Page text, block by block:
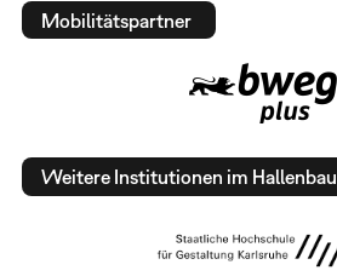
Mobilitätspartner
Weitere Institutionen im Hallenbau